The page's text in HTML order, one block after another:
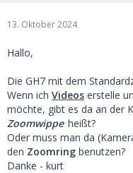
13. Oktober 2024
Hallo,
Die GH7 mit dem
Wenn ich Videos erstelle
möchte, gibt es da an der
Zoomwippe heißt?
Oder muss man da
den Zoomring benutzen?
Danke - kurt